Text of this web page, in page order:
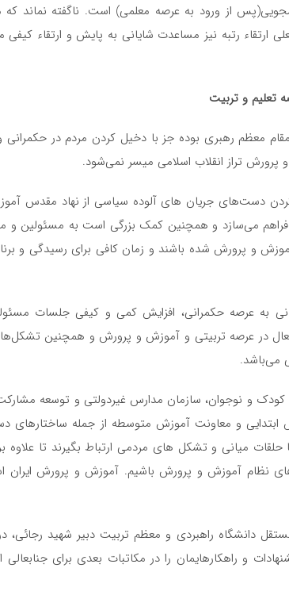
از ورود به عرصه معلمی) است. ناگفته نماند
ارتقاء رتبه نیز مساعدت شایانی به پایش و ارتقاء
تعلیم و تربیت
معظم رهبری بوده جز با دخیل کردن مردم در حکمرانی و
تراز انقلاب اسلامی میسر نمی‌شود.
دست‌های جریان های آلوده سیاسی از نهاد مقدس
فراهم می‌سازد و همچنین کمک بزرگی است به مسئولین و
و پرورش شده باشند و زمان کافی برای رسیدگی و
به عرصه حکمرانی، افزایش کمی و کیفی جلسات
در عرصه تربیتی و آموزش و پرورش و همچنین
می‌باشد.
و نوجوان، سازمان مدارس غیردولتی و توسعه
و معاونت آموزش متوسطه از جمله ساختارهای
میانی و تشکل های مردمی ارتباط بگیرند تا علاوه
نظام آموزش و پرورش باشیم. آموزش و پرورش ایران
دانشگاه راهبردی و معظم تربیت دبیر شهید رجائی،
و راهکارهایمان را در مکاتبات بعدی برای جنابعالی